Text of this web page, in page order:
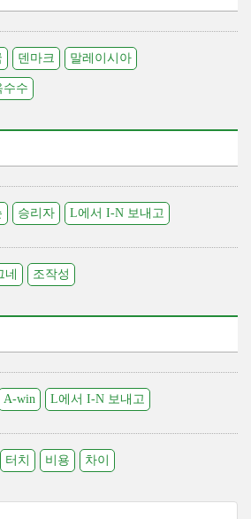
덴마크 말레이시아
수수
승리자 L에서 I-N 보내고
네 조작성
A-win L에서 I-N 보내고
터치 비용 차이